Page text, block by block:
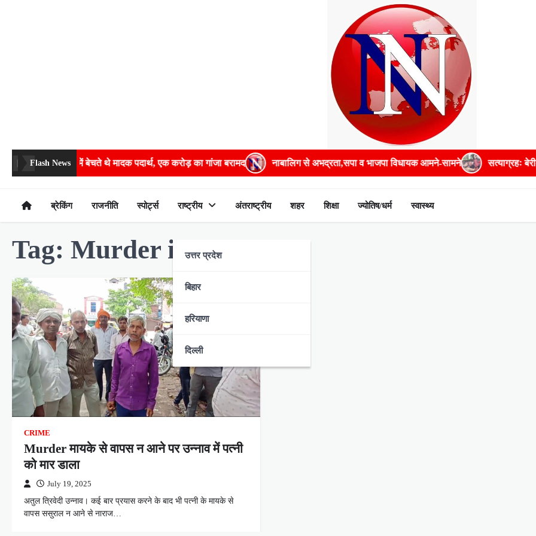
Flash News
लाकर कानपुर में बेचते थे मादक पदार्थ, एक करोड़ का गांजा बरामद नाबालिग से अभद्रता,सपा व भाजपा विधायक आमने-सामने सत्याग्रहः
ब्रेकिंग राजनीति स्पोर्ट्स राष्ट्रीय
उत्तर प्रदेश
बिहार
हरियाणा
दिल्ली
अंतराष्ट्रीय शहर शिक्षा ज्योतिष/धर्म स्वास्थ्य
Tag: Murder in Unnao
CRIME
Murder मायके से वापस न आने पर उन्नाव में पत्नी
को मार डाला
July 19, 2025
अतुल त्रिवेदी उन्नाव। कई बार प्रयास करने के बाद भी पत्नी के मायके से
वापस ससुराल न आने से नाराज…